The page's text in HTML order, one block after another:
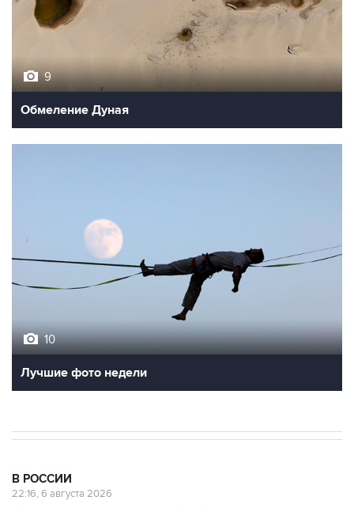
9
Обмеление Дуная
10
Лучшие фото недели
В РОССИИ
22:16, 6 августа 2026